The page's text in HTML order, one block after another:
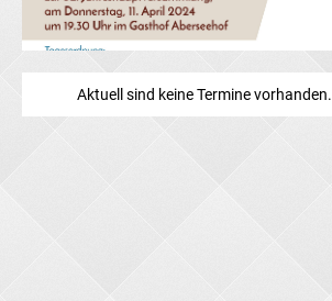
Aktuell sind keine Termine vorhanden.